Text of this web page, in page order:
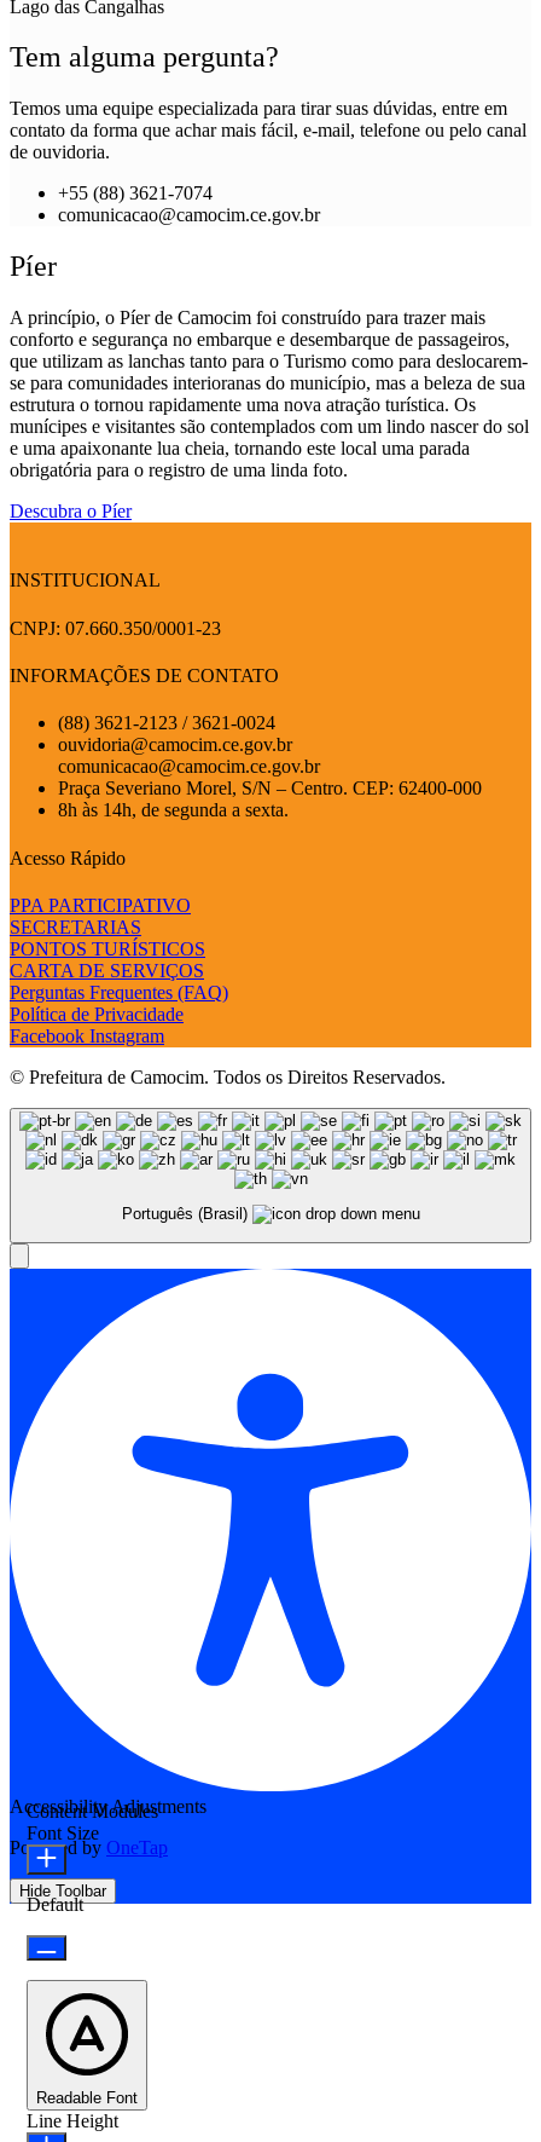
Lago das Cangalhas
Tem alguma pergunta?
Temos uma equipe especializada para tirar suas dúvidas, entre em
contato da forma que achar mais fácil, e-mail, telefone ou pelo canal
de ouvidoria.
+55 (88) 3621-7074
comunicacao@camocim.ce.gov.br
Píer
A princípio, o Píer de Camocim foi construído para trazer mais
conforto e segurança no embarque e desembarque de passageiros,
que utilizam as lanchas tanto para o Turismo como para deslocarem-
se para comunidades interioranas do município, mas a beleza de sua
estrutura o tornou rapidamente uma nova atração turística. Os
munícipes e visitantes são contemplados com um lindo nascer do sol
e uma apaixonante lua cheia, tornando este local uma parada
obrigatória para o registro de uma linda foto.
Descubra o Píer
INSTITUCIONAL
CNPJ: 07.660.350/0001-23
INFORMAÇÕES DE CONTATO
(88) 3621-2123 / 3621-0024
ouvidoria@camocim.ce.gov.br
comunicacao@camocim.ce.gov.br
Praça Severiano Morel, S/N – Centro. CEP: 62400-000
8h às 14h, de segunda a sexta.
Acesso Rápido
PPA PARTICIPATIVO
SECRETARIAS
PONTOS TURÍSTICOS
CARTA DE SERVIÇOS
Perguntas Frequentes (FAQ)
Política de Privacidade
Facebook Instagram
© Prefeitura de Camocim. Todos os Direitos Reservados.
Português (Brasil)
Accessibility Adjustments
Powered by OneTap
Hide Toolbar
Content Modules
Font Size
Default
Readable Font
Line Height